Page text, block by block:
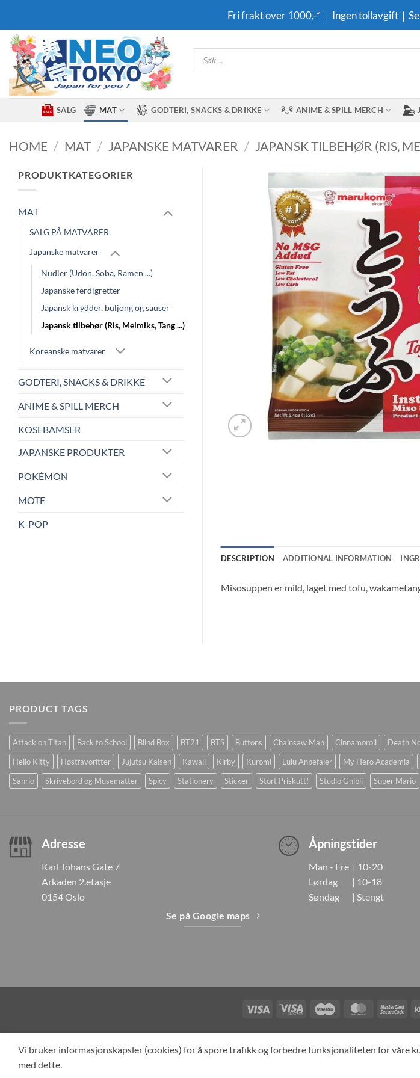
content
Fri frakt over 1000,-* ｜Ingen tollavgift｜
Products
search
SALG MAT GODTERI, SNACKS & DRIKKE ANIME & SPILL MERCH
HOME / MAT / JAPANSKE MATVARER / JAPANSK TILBEHØR (RIS,
PRODUKTKATEGORIER
MAT
SALG PÅ MATVARER
Japanske matvarer
Nudler (Udon, Soba, Ramen ...)
Japanske ferdigretter
Japansk krydder, buljong og sauser
Japansk tilbehør (Ris, Melmiks, Tang ...)
Koreanske matvarer
GODTERI, SNACKS & DRIKKE
ANIME & SPILL MERCH
KOSEBAMSER
JAPANSKE PRODUKTER
POKÉMON
MOTE
K-POP
DESCRIPTION ADDITIONAL INFORMATION
Misosuppen er mild, laget med tofu,
PRODUCT TAGS
Attack on Titan Back to School Blind Box BT21 BTS Buttons Chainsaw Man Cinnamoroll Death
Hello Kitty
Høstfavoritter Jujutsu Kaisen Kawaii Kirby Kuromi Lulu Anbefaler My Hero Academia
Sanrio
Skrivebord og Musematter Spicy Stationery Sticker Stort Priskutt! Studio Ghibli Super Mario
Adresse
Karl Johans Gate 7
Arkaden 2.etasje
0154 Oslo
Se på Google maps
Åpningstider
Man - Fre | 10-20
Lørdag | 10-18
Søndag | Stengt
Visa
Visa
Maestro MasterCard
TILBAKEKALLINGER KONTAKT OSS OM OSS
Vi bruker informasjonskapsler (cookies) for å spore trafikk og forbedre funksjonaliteten for våre
med dette.